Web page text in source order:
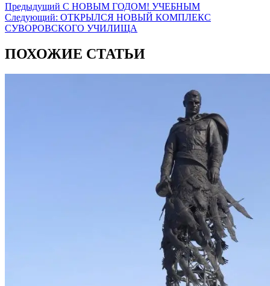
Предыдущий С НОВЫМ ГОДОМ! УЧЕБНЫМ
Следующий: ОТКРЫЛСЯ НОВЫЙ КОМПЛЕКС
СУВОРОВСКОГО УЧИЛИЩА
ПОХОЖИЕ СТАТЬИ